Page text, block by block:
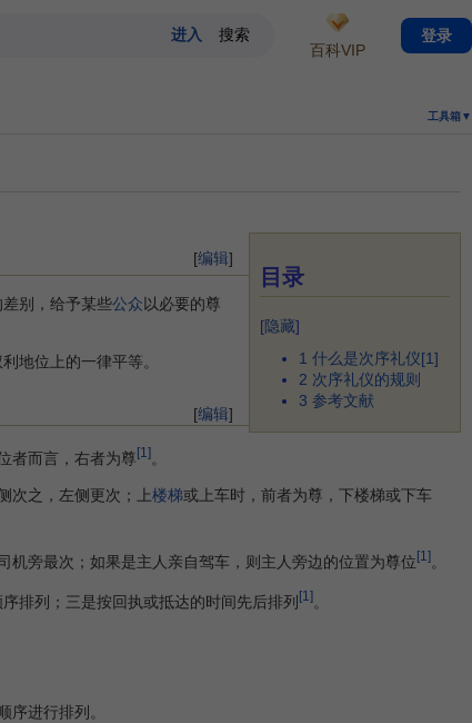
工具箱▼
目录
[隐藏]
1 什么是次序礼仪[1]
2 次序礼仪的规则
3 参考文献
[编辑]
别，给予某些公众 以必要的尊
地位上的一律平等。
[编辑]
者而言，右者为尊 [1] 。
次之，左侧更次；上楼梯或上车时，前者为尊，下楼梯或下车
旁最次；如果是主人亲自驾车，则主人旁边的位置为尊位[1]。
列；三是按回执或抵达的时间先后排列 [1] 。
进行排列。
百科VIP
登录